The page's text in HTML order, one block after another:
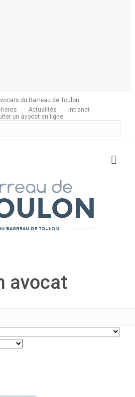
du Barreau de Toulon
Actualités
Intranet
un avocat en ligne
avocat